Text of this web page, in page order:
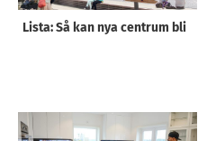
Lista: Så kan nya centrum bli